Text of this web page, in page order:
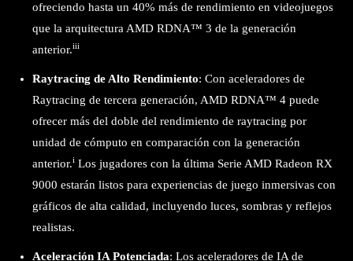
ofreciendo hasta un 40% más de rendimiento en videojuegos
que la arquitectura AMD RDNA™ 3 de la generación
anterior.iii
Raytracing de Alto Rendimiento: Con aceleradores de
Raytracing de tercera generación, AMD RDNA™ 4 puede
ofrecer más del doble del rendimiento de raytracing por
unidad de cómputo en comparación con la generación
anterior.i Los jugadores con la última Serie AMD Radeon RX
9000 estarán listos para experiencias de juego inmersivas con
gráficos de alta calidad, incluyendo luces, sombras y reflejos
realistas.
Aceleración IA Potenciada: Los aceleradores de IA de